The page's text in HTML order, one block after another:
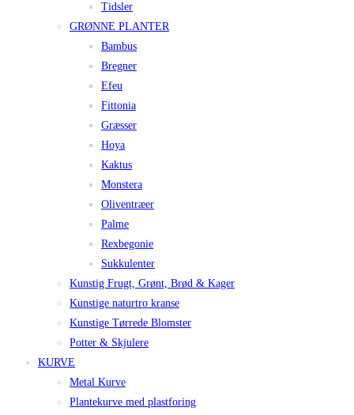
Tidsler
GRØNNE PLANTER
Bambus
Bregner
Efeu
Fittonia
Græsser
Hoya
Kaktus
Monstera
Oliventræer
Palme
Rexbegonie
Sukkulenter
Kunstig Frugt, Grønt, Brød & Kager
Kunstige naturtro kranse
Kunstige Tørrede Blomster
Potter & Skjulere
KURVE
Metal Kurve
Plantekurve med plastforing